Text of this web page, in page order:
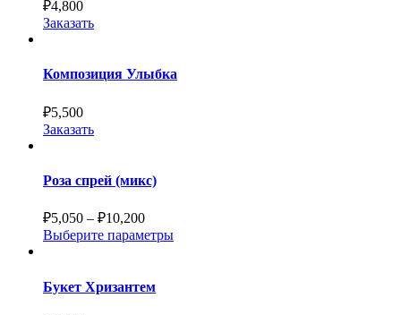
₽4,800
Заказать
Композиция Улыбка
₽5,500
Заказать
Роза спрей (микс)
₽5,050 – ₽10,200
Выберите параметры
Букет Хризантем